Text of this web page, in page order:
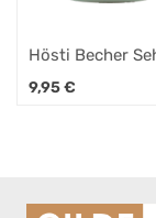
Hösti Becher
10x9cm Porzellan
9,95€